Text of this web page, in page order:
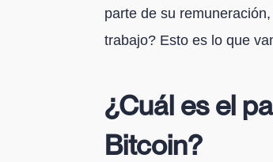
parte de su
trabajo? Esto es lo que
¿Cuál es el
Bitcoin?